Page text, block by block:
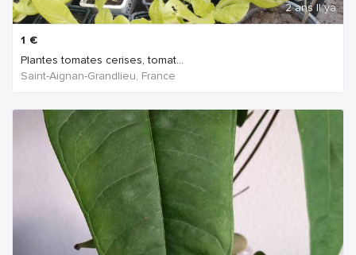
2 ans Il ya
1 €
Plantes tomates cerises, tomat...
Saint-Aignan-Grandlieu, France